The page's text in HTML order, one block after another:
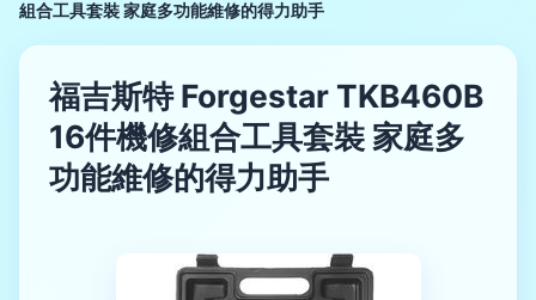
組合工具套裝 家庭多功能維修的得力助手
福吉斯特 Forgestar TKB460B
16件機修組合工具套裝 家庭多
功能維修的得力助手